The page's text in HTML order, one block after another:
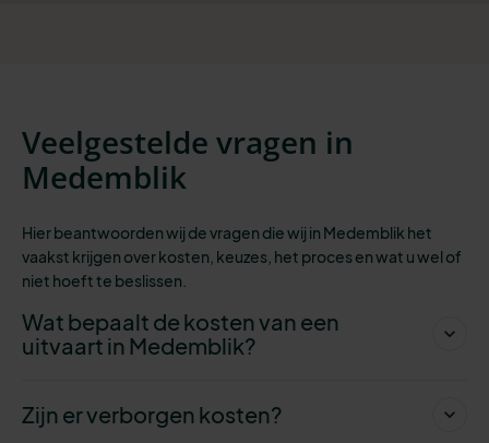
Veelgestelde vragen in
Medemblik
Hier beantwoorden wij de vragen die wij in Medemblik het
vaakst krijgen over kosten, keuzes, het proces en wat u wel of
niet hoeft te beslissen.
Wat bepaalt de kosten van een
uitvaart in Medemblik?
Zijn er verborgen kosten?